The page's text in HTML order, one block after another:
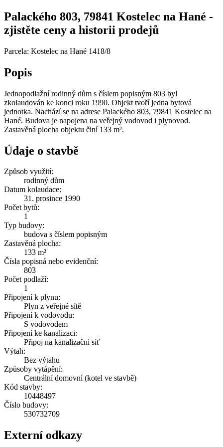
Palackého 803, 79841 Kostelec na Hané -
zjistěte ceny a historii prodejů
Parcela: Kostelec na Hané 1418/8
Popis
Jednopodlažní rodinný dům s číslem popisným 803 byl
zkolaudován ke konci roku 1990. Objekt tvoří jedna bytová
jednotka. Nachází se na adrese Palackého 803, 79841 Kostelec na
Hané. Budova je napojena na veřejný vodovod i plynovod.
Zastavěná plocha objektu činí 133 m².
Údaje o stavbě
Způsob využití:
rodinný dům
Datum kolaudace:
31. prosince 1990
Počet bytů:
1
Typ budovy:
budova s číslem popisným
Zastavěná plocha:
133 m²
Čísla popisná nebo evidenční:
803
Počet podlaží:
1
Připojení k plynu:
Plyn z veřejné sítě
Připojení k vodovodu:
S vodovodem
Připojení ke kanalizaci:
Připoj na kanalizační síť
Výtah:
Bez výtahu
Způsoby vytápění:
Centrální domovní (kotel ve stavbě)
Kód stavby:
10448497
Číslo budovy:
530732709
Externí odkazy